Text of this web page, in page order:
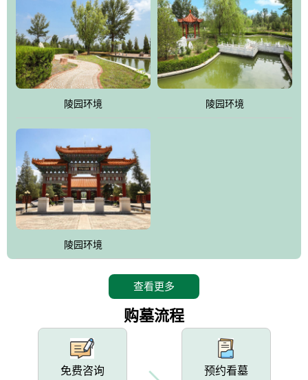
陵园环境 陵园环境
陵园环境
查看更多
购墓流程
免费咨询 预约看墓